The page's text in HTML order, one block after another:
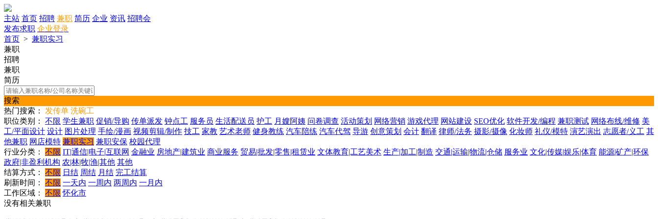
主站 首页 招聘 兼职 简历 企业 资讯 招聘会
发布求职 企业登录
首页 > 兼职实习
兼职
招聘
兼职
简历
搜索
热门搜索：
发传单 洗碗工
职位类别：
不限 学生兼职 促销/导购 传单派发 钟点工 服务员 生活配送员 护工 月嫂阿姨 问卷调查 活动策划 网络营销 游戏代理 网站建设 SEO优化 软件开发/编程 兼职测试 网络布线/维修 美
工/平面设计 设计 图片处理 手绘/漫画 视频剪辑/制作 技工 家教 艺术老师 健身教练 汽车陪练 汽车代驾 导游 创意策划 会计 翻译 律师/法务 摄影/摄像 化妆师 礼仪/模特 演艺演出 志愿者/义工 其
他兼职 网店模特 兼职实习 兼职安保 校园代理
行业分类：
不限 IT|通信|电子|互联网 金融业 房地产|建筑业 商业服务 贸易|批发|零售|租赁业 文体教育|工艺美术 生产|加工|制造 交通|运输|物流|仓储 服务业 文化|传媒|娱乐|体育 能源|矿产|环保
政府|非盈利机构 农|林|牧|渔|其他 其他
结算方式：
不限 日结 周结 月结 完工结算
刷新时间：
不限 一天内 一周内 两周内 一月内
工作区域：
不限 怀化市
没有相关兼职